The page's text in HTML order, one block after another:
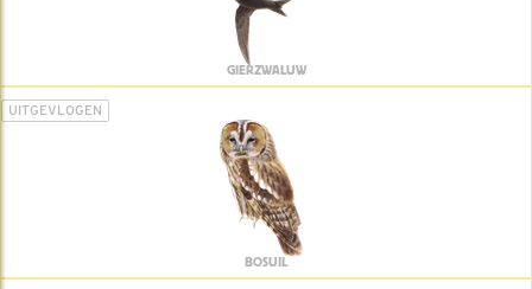
GIERZWALUW
UITGEVLOGEN
BOSUIL